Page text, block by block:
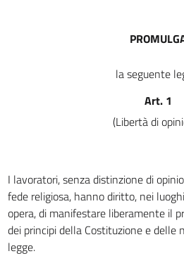
TITOLO III
DELL'ATTIVITÀ
22
23
24
la seguente
Art. 1
(Libertà di
I lavoratori, senza distinzione di
fede religiosa, hanno diritto, nei
opera, di manifestare liberamente il
dei principi della Costituzione e delle
legge.